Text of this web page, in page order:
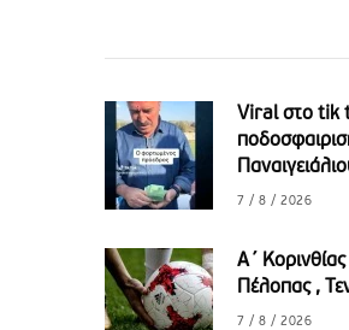
Viral στο tik
7 / 8 / 2026
A΄
Πέλοπας ,
7 / 8 / 2026